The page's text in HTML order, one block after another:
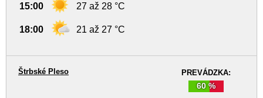
15:00 27 až 28 °C
18:00 21 až 27 °C
PREVÁDZKA:
60 %
Štrbské Pleso